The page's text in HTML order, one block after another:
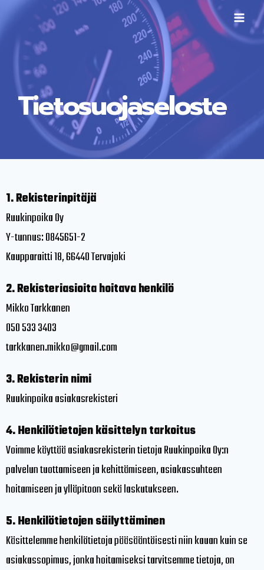
Tietosuojaseloste
1. Rekisterinpitäjä
Ruukinpoika Oy
Y-tunnus: 0845651-2
Kaupparaitti 18, 66440 Tervajoki
2. Rekisteriasioita hoitava henkilö
Mikko Tarkkanen
050 533 3403
tarkkanen.mikko@gmail.com
3. Rekisterin nimi
Ruukinpoika asiakasrekisteri
4. Henkilötietojen käsittelyn tarkoitus
Voimme käyttää asiakasrekisterin tietoja Ruukinpoika Oy:n
palvelun tuottamiseen ja kehittämiseen, asiakassuhteen
hoitamiseen ja ylläpitoon sekä laskutukseen.
5. Henkilötietojen säilyttäminen
Käsittelemme henkilötietoja pääsääntöisesti niin kauan kuin se
asiakassopimus, jonka hoitamiseksi tarvitsemme tietoja, on